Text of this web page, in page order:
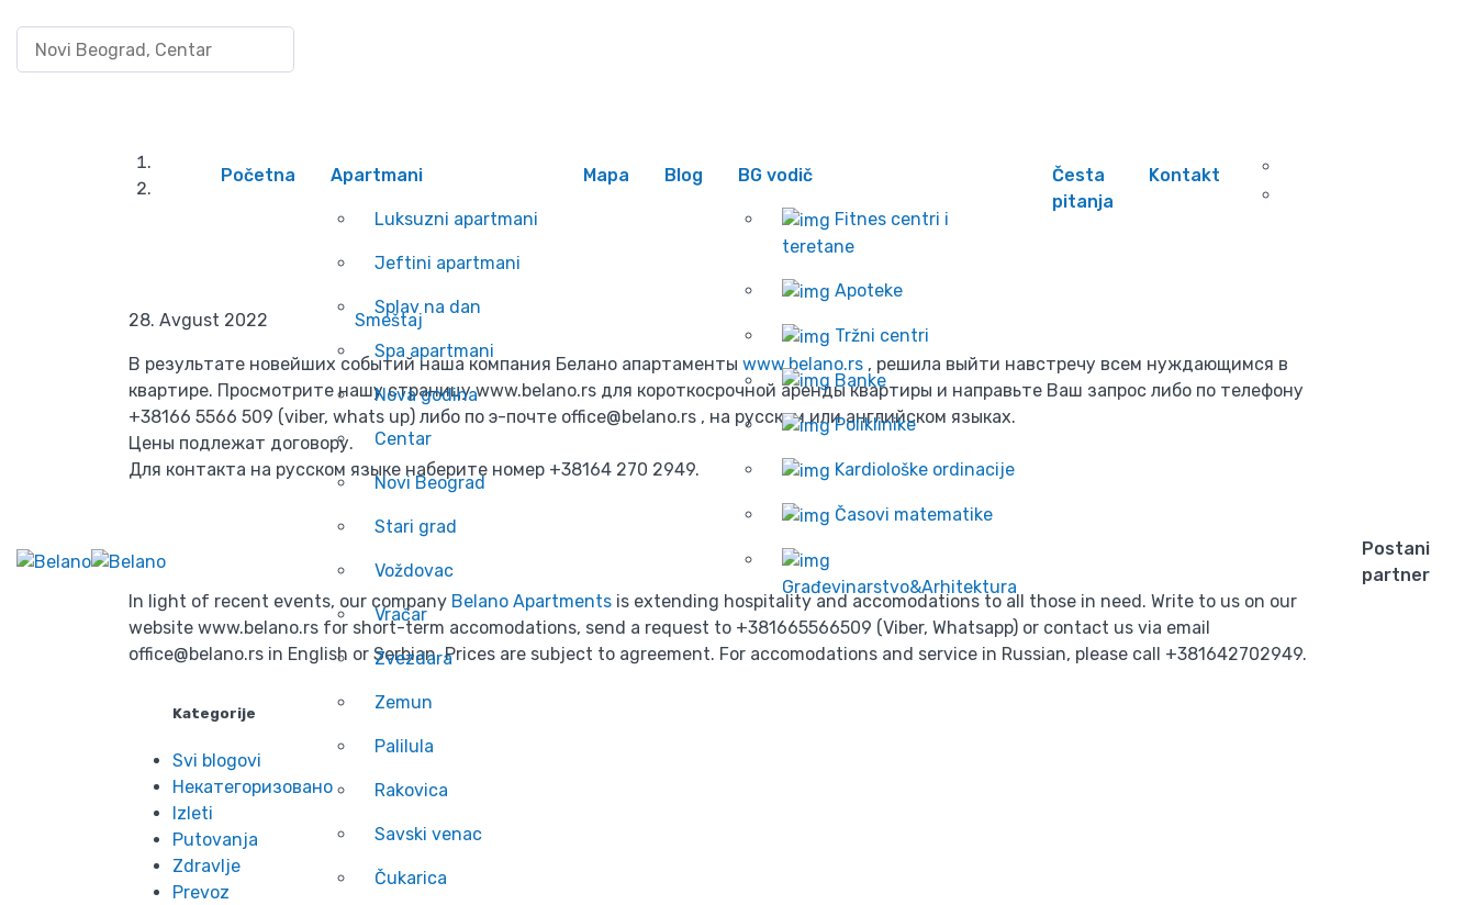
Početna Apartmani
Luksuzni apartmani
Jeftini apartmani
Splav na dan
Spa apartmani
Nova godina
Centar
Novi Beograd
Stari grad
Voždovac
Vračar
Zvezdara
Zemun
Palilula
Rakovica
Savski venac
Čukarica
Mapa Blog BG vodič
Fitnes centri i
teretane
Apoteke
Tržni centri
Banke
Poliklinike
Kardiološke ordinacije
Časovi matematike
Građevinarstvo&Arhitektura
Česta
pitanja
Kontakt
Postani
partner
РАЗМЕЩЕНИЕ В БЕЛГРАДЕ, СЕРБИЯ
28. Avgust 2022 Smeštaj
В результате новейших событий наша компания Белано апартаменты www.belano.rs , решила выйти навстречу всем нуждающимся в
квартире. Просмотрите нашу страницу www.belano.rs для короткосрочной аренды квартиры и направьте Ваш запрос либо по телефону
+38166 5566 509 (viber, whats up) либо по э-почте office@belano.rs , на русском или английском языках.
Цены подлежат договору.
Для контакта на русском языке наберите номер +38164 270 2949.
In light of recent events, our company Belano Apartments is extending hospitality and accomodations to all those in need. Write to us on our
website www.belano.rs for short-term accomodations, send a request to +381665566509 (Viber, Whatsapp) or contact us via email
office@belano.rs in English or Serbian. Prices are subject to agreement. For accomodations and service in Russian, please call +381642702949.
Kategorije
Svi blogovi
Некатегоризовано
Izleti
Putovanja
Zdravlje
Prevoz